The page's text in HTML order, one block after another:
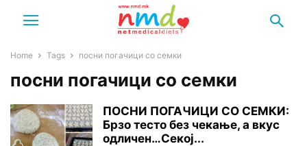
Home Tags посни погачици со семки
посни погачици со семки
ПОСНИ ПОГАЧИЦИ СО СЕМКИ:
Брзо тесто без чекање, а вкус
одличен…Секој...